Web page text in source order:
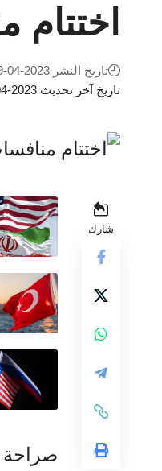
تاريخ آخر تحديث 2023-04-09 3:56 مساءً
تاريخ النشر 2023-04-09
شارك
صراحة